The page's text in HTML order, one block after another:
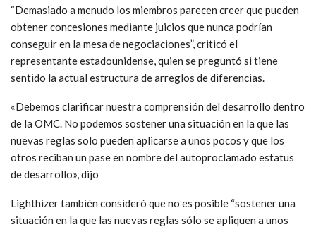
“Demasiado a menudo los miembros parecen creer que pueden
obtener concesiones mediante juicios que nunca podrían
conseguir en la mesa de negociaciones”, criticó el
representante estadounidense, quien se preguntó si tiene
sentido la actual estructura de arreglos de diferencias.
«Debemos clarificar nuestra comprensión del desarrollo dentro
de la OMC. No podemos sostener una situación en la que las
nuevas reglas solo pueden aplicarse a unos pocos y que los
otros reciban un pase en nombre del autoproclamado estatus
de desarrollo», dijo
Lighthizer también consideró que no es posible “sostener una
situación en la que las nuevas reglas sólo se apliquen a unos